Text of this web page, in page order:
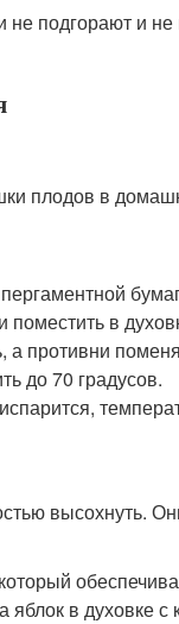
не подгорают и
плодов в
в
а противни
до 70 градусов.
высохнуть.
в духовке